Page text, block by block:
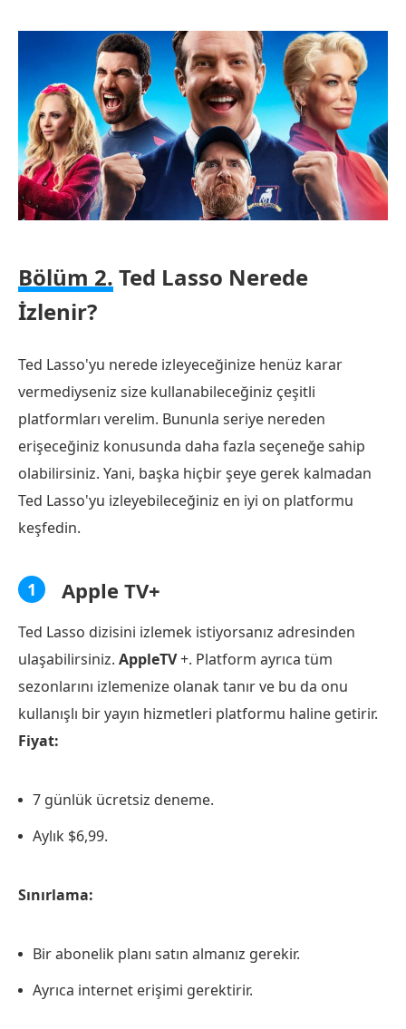
Bölüm 2. Ted Lasso Nerede
İzlenir?
Ted Lasso'yu nerede izleyeceğinize henüz karar
vermediyseniz size kullanabileceğiniz çeşitli
platformları verelim. Bununla seriye nereden
erişeceğiniz konusunda daha fazla seçeneğe sahip
olabilirsiniz. Yani, başka hiçbir şeye gerek kalmadan
Ted Lasso'yu izleyebileceğiniz en iyi on platformu
keşfedin.
1 Apple TV+
Ted Lasso dizisini izlemek istiyorsanız adresinden
ulaşabilirsiniz. AppleTV+. Platform ayrıca tüm
sezonlarını izlemenize olanak tanır ve bu da onu
kullanışlı bir yayın hizmetleri platformu haline getirir.
Fiyat:
7 günlük ücretsiz deneme.
Aylık $6,99.
Sınırlama:
Bir abonelik planı satın almanız gerekir.
Ayrıca internet erişimi gerektirir.